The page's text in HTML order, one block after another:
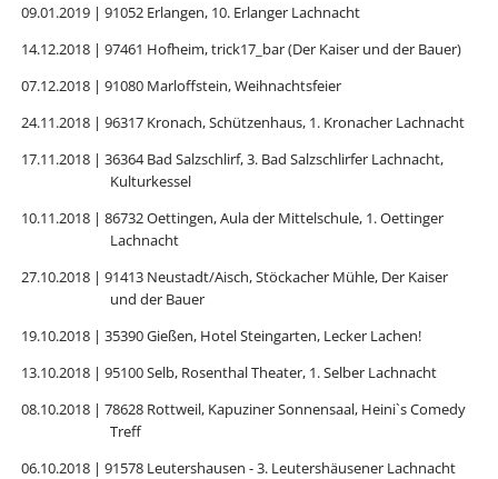
09.01.2019 | 91052 Erlangen, 10. Erlanger Lachnacht
14.12.2018 | 97461 Hofheim, trick17_bar (Der Kaiser und der Bauer)
07.12.2018 | 91080 Marloffstein, Weihnachtsfeier
24.11.2018 | 96317 Kronach, Schützenhaus, 1. Kronacher Lachnacht
17.11.2018 | 36364 Bad Salzschlirf, 3. Bad Salzschlirfer Lachnacht,
Kulturkessel
10.11.2018 | 86732 Oettingen, Aula der Mittelschule, 1. Oettinger
Lachnacht
27.10.2018 | 91413 Neustadt/Aisch, Stöckacher Mühle, Der Kaiser
und der Bauer
19.10.2018 | 35390 Gießen, Hotel Steingarten, Lecker Lachen!
13.10.2018 | 95100 Selb, Rosenthal Theater, 1. Selber Lachnacht
08.10.2018 | 78628 Rottweil, Kapuziner Sonnensaal, Heini`s Comedy
Treff
06.10.2018 | 91578 Leutershausen - 3. Leutershäusener Lachnacht